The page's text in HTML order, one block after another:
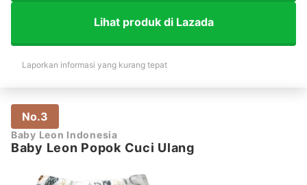
Lihat produk di Lazada
Laporkan informasi yang kurang tepat
No.3
Baby Leon Indonesia
Baby Leon Popok Cuci Ulang